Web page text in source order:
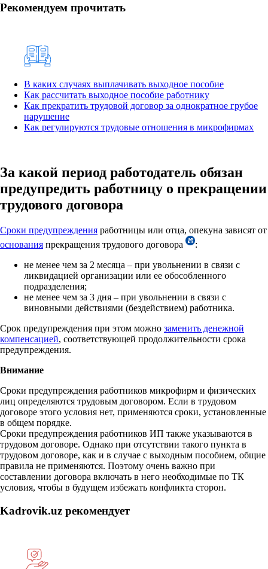
Рекомендуем прочитать
В каких случаях выплачивать выходное пособие
Как рассчитать выходное пособие работнику
Как прекратить трудовой договор за однократное грубое
нарушение
Как регулируются трудовые отношения в микрофирмах
За какой период работодатель обязан
предупредить работницу о прекращении
трудового договора
Сроки предупреждения работницы или отца, опекуна зависят от
основания прекращения трудового договора
:
не менее чем за 2 месяца – при увольнении в связи с
ликвидацией организации или ее обособленного
подразделения;
не менее чем за 3 дня – при увольнении в связи с
виновными действиями (бездействием) работника.
Срок предупреждения при этом можно заменить денежной
компенсацией, соответствующей продолжительности срока
предупреждения.
Внимание
Сроки предупреждения работников микрофирм и физических
лиц определяются трудовым договором. Если в трудовом
договоре этого условия нет, применяются сроки, установленные
в общем порядке.
Сроки предупреждения работников ИП также указываются в
трудовом договоре. Однако при отсутствии такого пункта в
трудовом договоре, как и в случае с выходным пособием, общие
правила не применяются. Поэтому очень важно при
составлении договора включать в него необходимые по ТК
условия, чтобы в будущем избежать конфликта сторон.
Kadrovik.uz рекомендует